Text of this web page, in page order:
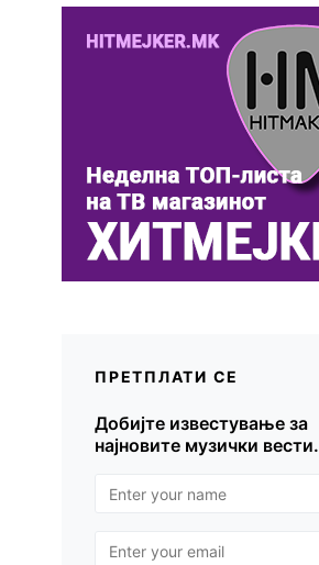
ПРЕТПЛАТИ СЕ
Добијте известување за
најновите музички вести.